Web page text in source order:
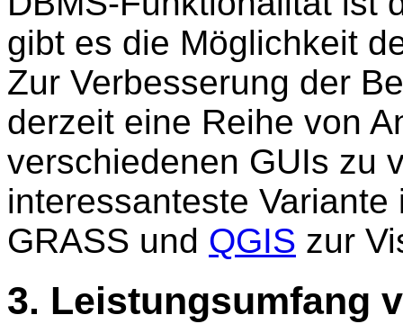
gibt es die Möglichkeit
Zur Verbesserung der
derzeit eine Reihe von
verschiedenen GUIs zu
interessanteste
GRASS und QGIS zur
3. Leistungsumfang